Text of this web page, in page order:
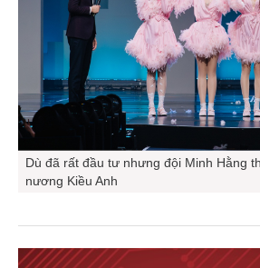
Dù đã rất đầu tư nhưng đội Minh Hằng
nương Kiều Anh